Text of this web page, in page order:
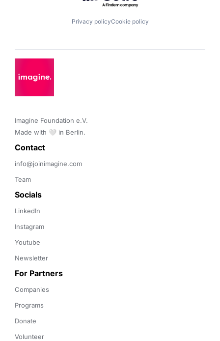
Privacy policyCookie policy
Imagine Foundation e.V.
Made with 🤍 in Berlin.
Contact
info@joinimagine.com
Team
Socials
LinkedIn
Instagram
Youtube
Newsletter
For Partners
Companies
Programs
Donate
Volunteer